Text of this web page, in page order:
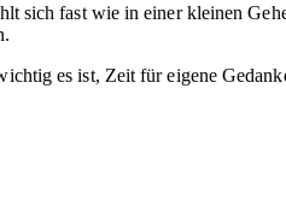
sich fast wie in einer kleinen
es ist, Zeit für eigene